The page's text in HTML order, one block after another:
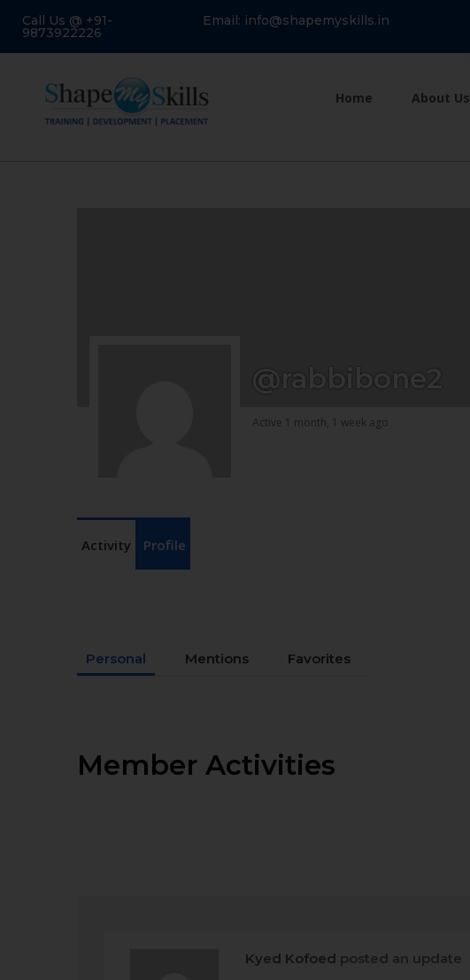
Call Us @ +91-
9873922226
Email: info@shapemyskills.in
Home About Us
@rabbibone2
Active 1 month, 1 week ago
Activity Profile
Personal Mentions Favorites
Member Activities
Kyed Kofoed posted an update